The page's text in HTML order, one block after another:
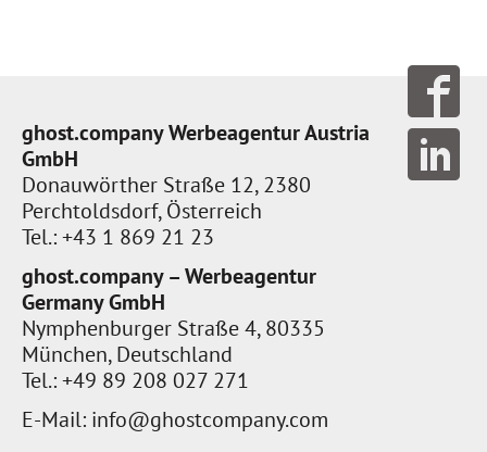
ghost.company Werbeagentur Austria
GmbH
Donauwörther Straße 12, 2380
Perchtoldsdorf, Österreich
Tel.: +43 1 869 21 23
ghost.company – Werbeagentur
Germany GmbH
Nymphenburger Straße 4, 80335
München, Deutschland
Tel.: +49 89 208 027 271
E-Mail: info@ghostcompany.com